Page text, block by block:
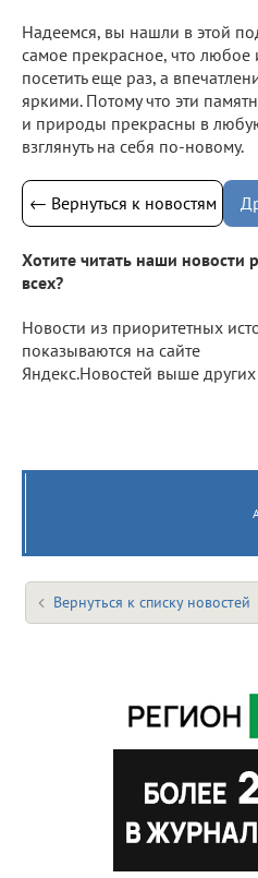
Надеемся, вы нашли в этой
самое прекрасное, что любое
посетить еще раз, а
яркими. Потому что эти
и природы прекрасны в
взглянуть на себя по-новому.
← Вернуться к новостям
Хотите читать наши новости
всех?
Новости из приоритетных
показываются на сайте
Яндекс.Новостей выше других
Вернуться к списку новостей